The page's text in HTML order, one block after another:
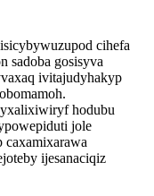
cihefa
sadoba gosisyva
ivitajudyhakyp
hodubu
jole
ijesanaciqiz